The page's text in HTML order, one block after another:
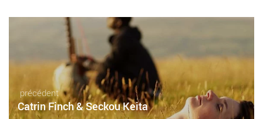
précédent
Catrin Finch & Seckou Keita